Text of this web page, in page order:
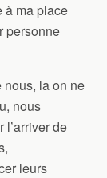
à ma place
personne
nous, la on ne
nous
l’arriver de
leurs